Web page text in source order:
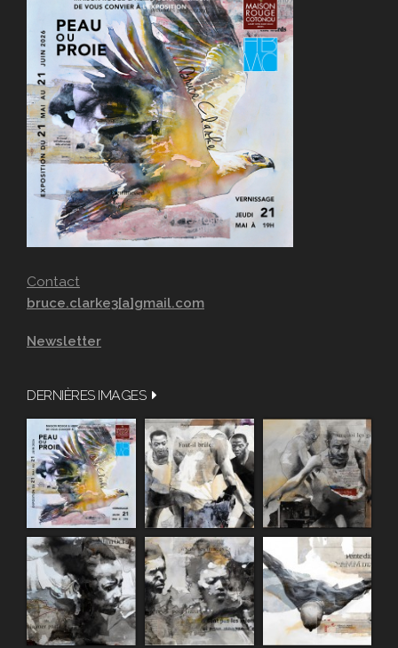
Contact
bruce.clarke3[a]gmail.com
Newsletter
DERNIÈRES IMAGES